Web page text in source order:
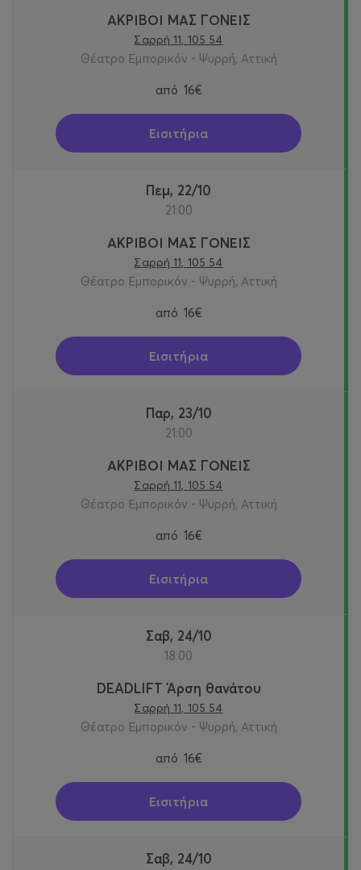
ΑΚΡΙΒΟΙ ΜΑΣ ΓΟΝΕΙΣ
Σαρρή 11, 105 54
Θέατρο Εμπορικόν - Ψυρρή, Αττική
από 16€
Εισιτήρια
Πεμ, 22/10
21:00
ΑΚΡΙΒΟΙ ΜΑΣ ΓΟΝΕΙΣ
Σαρρή 11, 105 54
Θέατρο Εμπορικόν - Ψυρρή, Αττική
από 16€
Εισιτήρια
Παρ, 23/10
21:00
ΑΚΡΙΒΟΙ ΜΑΣ ΓΟΝΕΙΣ
Σαρρή 11, 105 54
Θέατρο Εμπορικόν - Ψυρρή, Αττική
από 16€
Εισιτήρια
Σαβ, 24/10
18:00
DEADLIFT Άρση θανάτου
Σαρρή 11, 105 54
Θέατρο Εμπορικόν - Ψυρρή, Αττική
από 16€
Εισιτήρια
Σαβ, 24/10